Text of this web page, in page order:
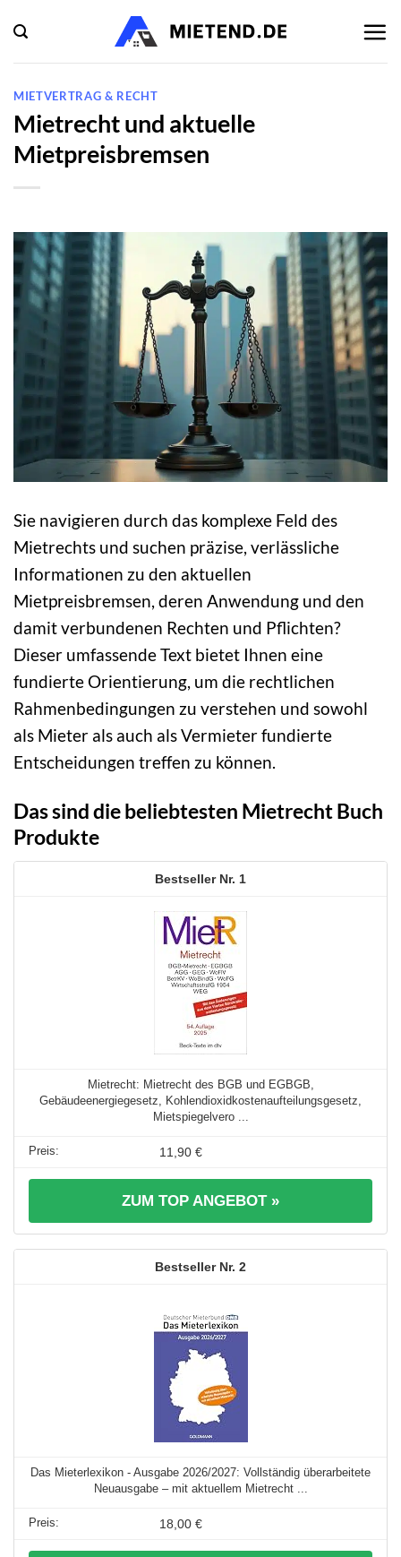
Inhalt
springen
MIETVERTRAG & RECHT
Mietrecht und aktuelle
Mietpreisbremsen
Sie navigieren durch das komplexe Feld des
Mietrechts und suchen präzise, verlässliche
Informationen zu den aktuellen
Mietpreisbremsen, deren Anwendung und den
damit verbundenen Rechten und Pflichten?
Dieser umfassende Text bietet Ihnen eine
fundierte Orientierung, um die rechtlichen
Rahmenbedingungen zu verstehen und sowohl
als Mieter als auch als Vermieter fundierte
Entscheidungen treffen zu können.
Das sind die beliebtesten Mietrecht Buch
Produkte
1
Mietrecht: Mietrecht des BGB und EGBGB,
Gebäudeenergiegesetz, Kohlendioxidkostenaufteilungsgesetz,
Mietspiegelvero ...
11,90 €
ZUM TOP ANGEBOT »
2
Das Mieterlexikon - Ausgabe 2026/2027: Vollständig überarbeitete
Neuausgabe – mit aktuellem Mietrecht ...
18,00 €